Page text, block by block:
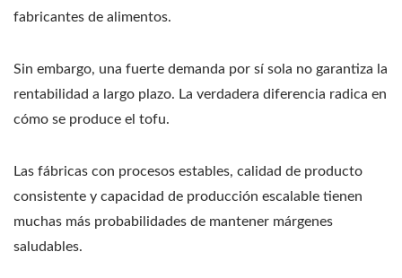
fabricantes de alimentos.
Sin embargo, una fuerte demanda por sí sola no garantiza la
rentabilidad a largo plazo. La verdadera diferencia radica en
cómo se produce el tofu.
Las fábricas con procesos estables, calidad de producto
consistente y capacidad de producción escalable tienen
muchas más probabilidades de mantener márgenes
saludables.